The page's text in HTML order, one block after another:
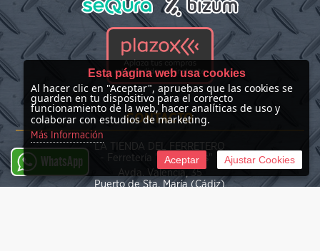
CONTACTO
LA TIENDA DEL FERRETERO
- Ferretería "Las Nieves" -
Avda. Valencia, 35
Puerto de Sta. María (Cádiz)
WhatsApp
Esta página web usa cookies
Al hacer clic en "Aceptar", apruebas que las cookies se
guarden en tu dispositivo para el correcto
funcionamiento de la web, hacer analíticas de uso y
colaborar con estudios de marketing.
Más Información
Aceptar Ajustar Cookies